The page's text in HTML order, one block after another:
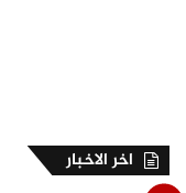
اخر الاخبار